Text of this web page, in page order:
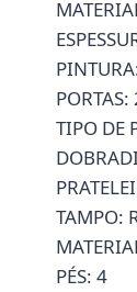
PORTAS:
TIPO DE
TAMPO:
PÉS: 4